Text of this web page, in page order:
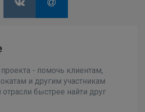
- помочь клиентам,
и другим участникам
быстрее найти друг